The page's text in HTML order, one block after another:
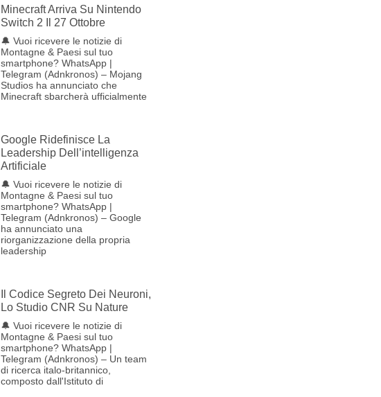
Minecraft Arriva Su Nintendo
Switch 2 Il 27 Ottobre
🔔 Vuoi ricevere le notizie di
Montagne & Paesi sul tuo
smartphone? WhatsApp |
Telegram (Adnkronos) – Mojang
Studios ha annunciato che
Minecraft sbarcherà ufficialmente
Google Ridefinisce La
Leadership Dell’intelligenza
Artificiale
🔔 Vuoi ricevere le notizie di
Montagne & Paesi sul tuo
smartphone? WhatsApp |
Telegram (Adnkronos) – Google
ha annunciato una
riorganizzazione della propria
leadership
Il Codice Segreto Dei Neuroni,
Lo Studio CNR Su Nature
🔔 Vuoi ricevere le notizie di
Montagne & Paesi sul tuo
smartphone? WhatsApp |
Telegram (Adnkronos) – Un team
di ricerca italo-britannico,
composto dall'Istituto di